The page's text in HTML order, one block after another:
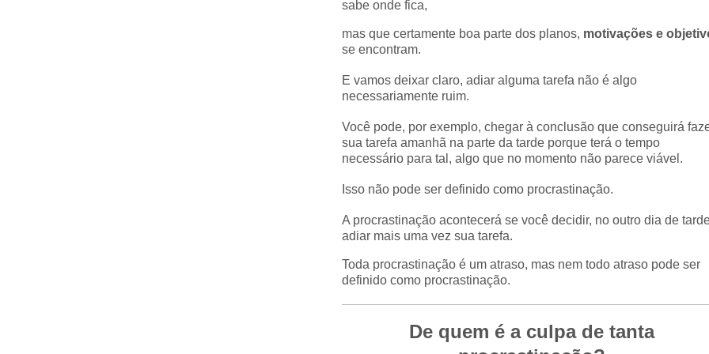
sabe onde fica,
mas que certamente boa parte dos planos, motivações e
se encontram.
E vamos deixar claro, adiar alguma tarefa não é algo
necessariamente ruim.
Você pode, por exemplo, chegar à conclusão que conseguirá
sua tarefa amanhã na parte da tarde porque terá o tempo
necessário para tal, algo que no momento não parece viável.
Isso não pode ser definido como procrastinação.
A procrastinação acontecerá se você decidir, no outro dia de
adiar mais uma vez sua tarefa.
Toda procrastinação é um atraso, mas nem todo atraso pode ser
definido como procrastinação.
De quem é a culpa de tanta